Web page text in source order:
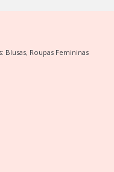
Blusas, Roupas Femininas